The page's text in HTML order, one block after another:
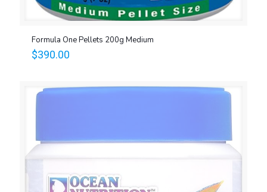
Formula One Pellets 200g Medium
$390.00